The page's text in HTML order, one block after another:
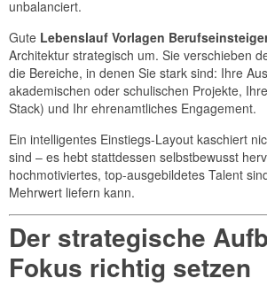
unbalanciert.
Gute Lebenslauf Vorlagen
Architektur strategisch um. Sie verschieben
die Bereiche, in denen Sie stark sind: Ihre
akademischen oder schulischen Projekte,
Stack) und Ihr ehrenamtliches Engagement.
Ein intelligentes Einstiegs-Layout kaschiert
sind – es hebt stattdessen selbstbewusst
hochmotiviertes, top-ausgebildetes Talent
Mehrwert liefern kann.
Der strategische
Fokus richtig setzen